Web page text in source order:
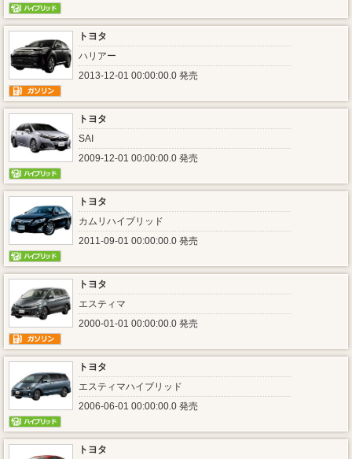
トヨタ
ハリアー
2013-12-01 00:00:00.0 発売
トヨタ
SAI
2009-12-01 00:00:00.0 発売
トヨタ
カムリハイブリッド
2011-09-01 00:00:00.0 発売
トヨタ
エスティマ
2000-01-01 00:00:00.0 発売
トヨタ
エスティマハイブリッド
2006-06-01 00:00:00.0 発売
トヨタ